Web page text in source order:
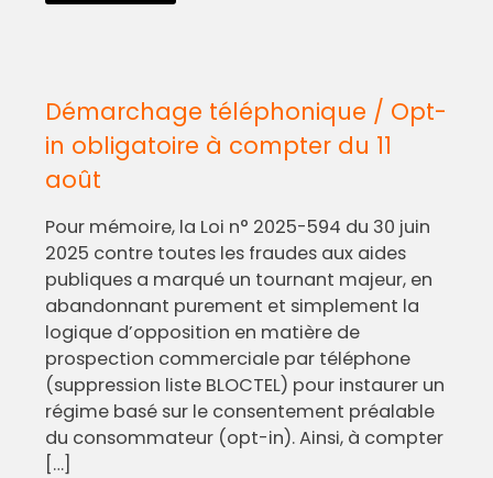
Démarchage téléphonique / Opt-
in obligatoire à compter du 11
août
Pour mémoire, la Loi n° 2025-594 du 30 juin
2025 contre toutes les fraudes aux aides
publiques a marqué un tournant majeur, en
abandonnant purement et simplement la
logique d’opposition en matière de
prospection commerciale par téléphone
(suppression liste BLOCTEL) pour instaurer un
régime basé sur le consentement préalable
du consommateur (opt-in). Ainsi, à compter
[…]